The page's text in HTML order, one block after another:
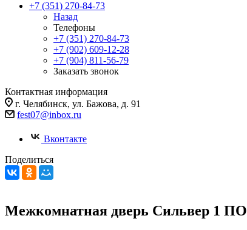
+7 (351) 270-84-73
Назад
Телефоны
+7 (351) 270-84-73
+7 (902) 609-12-28
+7 (904) 811-56-79
Заказать звонок
Контактная информация
г. Челябинск, ул. Бажова, д. 91
fest07@inbox.ru
Вконтакте
Поделиться
Межкомнатная дверь Сильвер 1 ПО